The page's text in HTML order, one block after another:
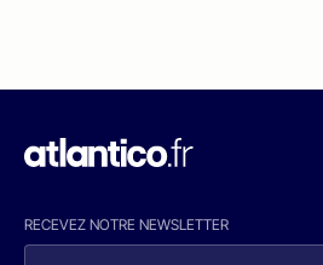
RECEVEZ NOTRE NEWSLETTER